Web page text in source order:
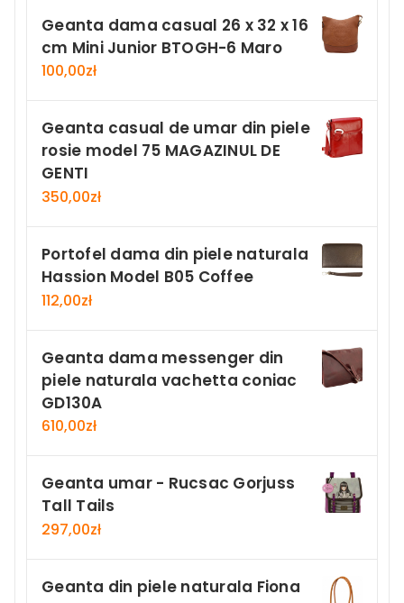
Geanta dama casual 26 x 32 x 16
cm Mini Junior BTOGH-6 Maro
100,00zł
Geanta casual de umar din piele
rosie model 75 MAGAZINUL DE
GENTI
350,00zł
Portofel dama din piele naturala
Hassion Model B05 Coffee
112,00zł
Geanta dama messenger din
piele naturala vachetta coniac
GD130A
610,00zł
Geanta umar - Rucsac Gorjuss
Tall Tails
297,00zł
Geanta din piele naturala Fiona